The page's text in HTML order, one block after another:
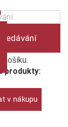
košíku.
produkty:
v nákupu